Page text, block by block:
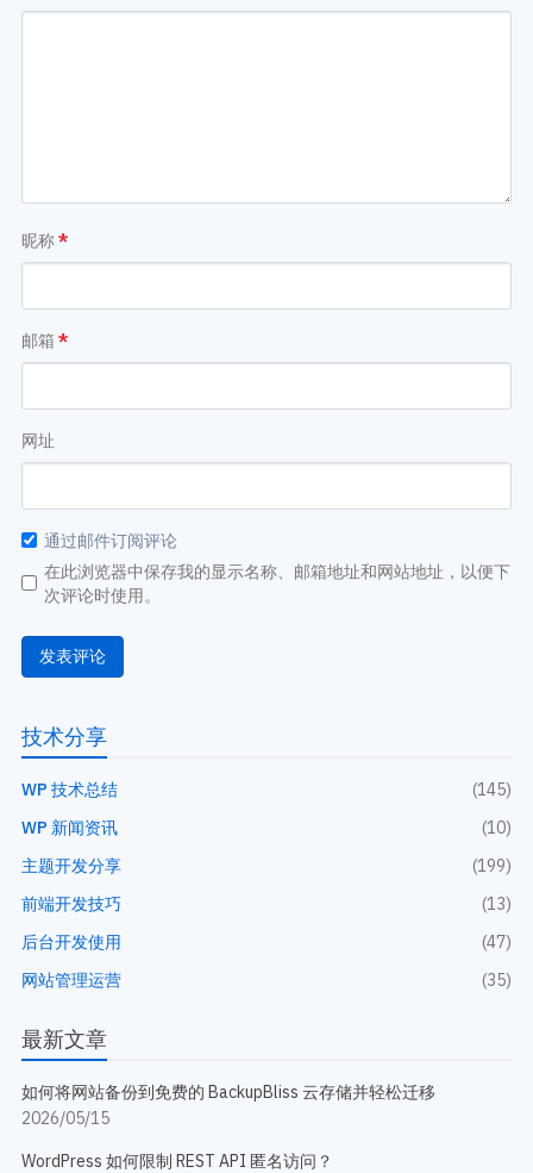
昵称*
邮箱 *
网址
通过邮件订阅评论
在此浏览器中保存我的显示名称、邮箱地址和网站地址，以便下
次评论时使用。
技术分享
WP 技术总结
(145)
WP 新闻资讯
(10)
主题开发分享
(199)
前端开发技巧
(13)
后台开发使用
(47)
网站管理运营
(35)
最新文章
如何将网站备份到免费的 BackupBliss 云存储并轻松迁移
2026/05/15
WordPress 如何限制 REST API 匿名访问？